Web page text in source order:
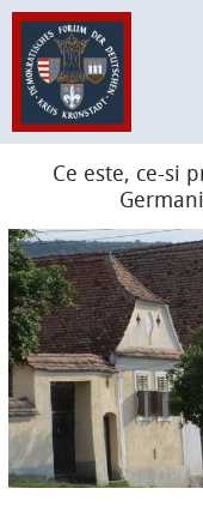
Ce este, ce-si